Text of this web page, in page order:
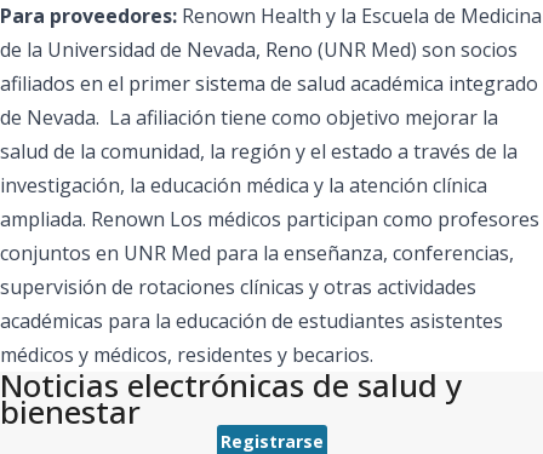
Para proveedores: Renown Health y la Escuela de Medicina
de la Universidad de Nevada, Reno (UNR Med) son socios
afiliados en el primer sistema de salud académica integrado
de Nevada. La afiliación tiene como objetivo mejorar la
salud de la comunidad, la región y el estado a través de la
investigación, la educación médica y la atención clínica
ampliada. Renown Los médicos participan como profesores
conjuntos en UNR Med para la enseñanza, conferencias,
supervisión de rotaciones clínicas y otras actividades
académicas para la educación de estudiantes asistentes
médicos y médicos, residentes y becarios.
Noticias electrónicas de salud y
bienestar
Registrarse